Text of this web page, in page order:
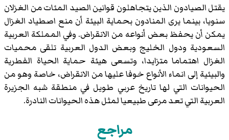
يقتل الصيادون الذين يتجاهلون قوانين الصيد المئات من الغزلان
سنويا، بينما يرى المنادون بحماية البيئة أن منع اصطياد الغزال
يمكن أن يحفظ بعض أنواعه من الانقراض. وفي المملكة العربية
السعودية ودول الخليج وبعض الدول العربية تلقى محميات
الغزال اهتماما متزايدا، وتسعى هيئة حماية الحياة الفطرية
والبيئية إلى انماء الأنواع خوفا عليها من الانقراض، خاصة وهو من
الحيوانات التي لها تاريخ عربي طويل في منطقة شبه الجزيرة
العربية التي تعد مرعى طبيعيا لمثل هذه الحيوانات النادرة.
مراجع